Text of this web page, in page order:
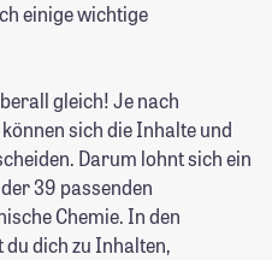
einige wichtige
gleich! Je nach
sich die Inhalte und
Darum lohnt sich ein
39 passenden
Chemie. In den
dich zu Inhalten,